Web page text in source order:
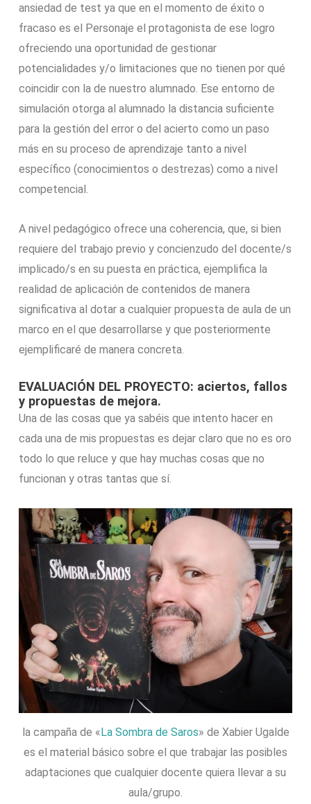
ansiedad de test ya que en el momento de éxito o
fracaso es el Personaje el protagonista de ese logro
ofreciendo una oportunidad de gestionar
potencialidades y/o limitaciones que no tienen por qué
coincidir con la de nuestro alumnado. Ese entorno de
simulación otorga al alumnado la distancia suficiente
para la gestión del error o del acierto como un paso
más en su proceso de aprendizaje tanto a nivel
específico (conocimientos o destrezas) como a nivel
competencial.
A nivel pedagógico ofrece una coherencia, que, si bien
requiere del trabajo previo y concienzudo del docente/s
implicado/s en su puesta en práctica, ejemplifica la
realidad de aplicación de contenidos de manera
significativa al dotar a cualquier propuesta de aula de un
marco en el que desarrollarse y que posteriormente
ejemplificaré de manera concreta.
EVALUACIÓN DEL PROYECTO: aciertos, fallos
y propuestas de mejora.
Una de las cosas que ya sabéis que intento hacer en
cada una de mis propuestas es dejar claro que no es oro
todo lo que reluce y que hay muchas cosas que no
funcionan y otras tantas que sí.
la campaña de «La Sombra de Saros» de Xabier Ugalde
es el material básico sobre el que trabajar las posibles
adaptaciones que cualquier docente quiera llevar a su
aula/grupo.